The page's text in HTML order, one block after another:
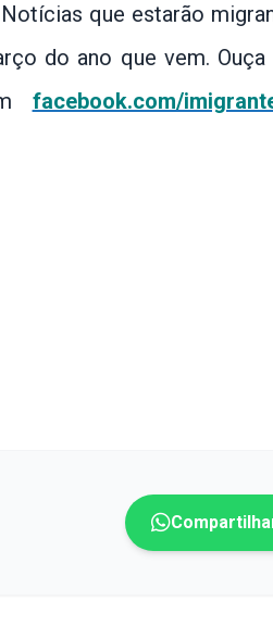
que estarão
do ano que vem.
facebook.com/